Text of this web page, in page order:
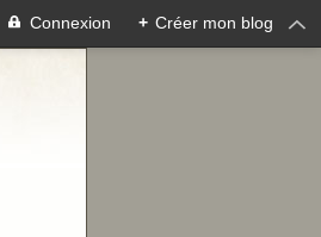
Connexion + Créer mon blog